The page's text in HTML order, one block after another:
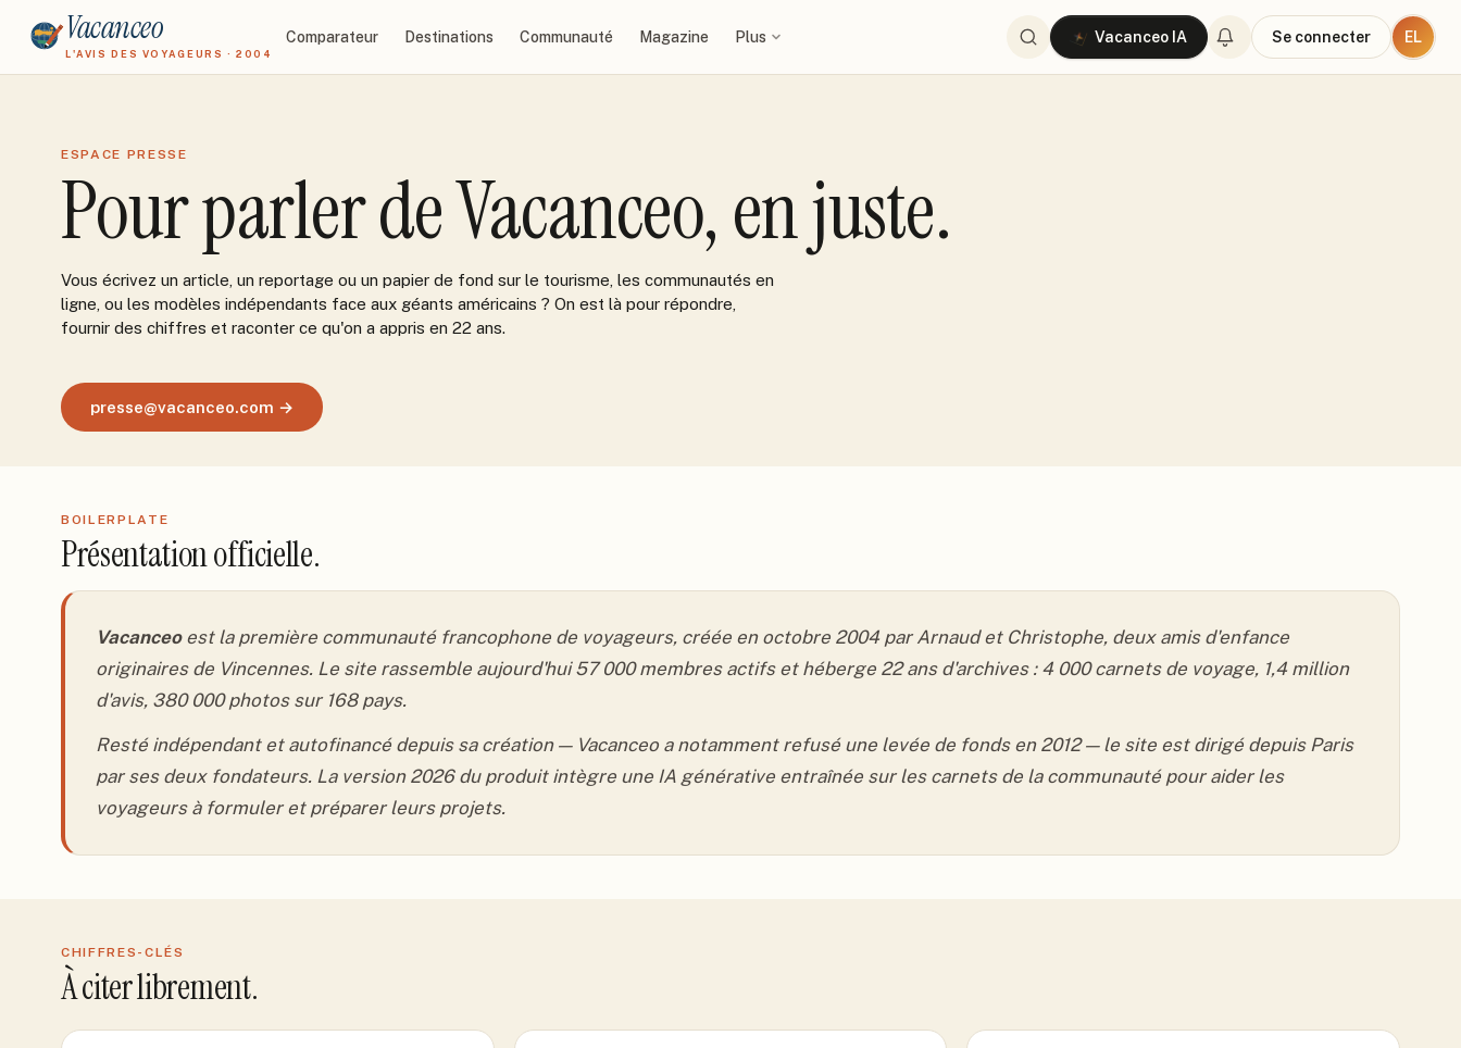
Vacanceo
L'AVIS DES VOYAGEURS · 2004
Comparateur Destinations Communauté Magazine Plus Vacanceo IA Se connecter EL
ESPACE PRESSE
Pour parler de Vacanceo, en juste.
Vous écrivez un article, un reportage ou un papier de fond sur le tourisme, les communautés en
ligne, ou les modèles indépendants face aux géants américains ? On est là pour répondre,
fournir des chiffres et raconter ce qu'on a appris en 22 ans.
presse@vacanceo.com →
BOILERPLATE
Présentation officielle.
Vacanceoest la première communauté francophone de voyageurs, créée en octobre 2004 par Arnaud et Christophe, deux amis d'enfance
originaires de Vincennes. Le site rassemble aujourd'hui 57 000 membres actifs et héberge 22 ans d'archives : 4 000 carnets de voyage, 1,4 million
d'avis, 380 000 photos sur 168 pays.
Resté indépendant et autofinancé depuis sa création — Vacanceo a notamment refusé une levée de fonds en 2012 — le site est dirigé depuis Paris
par ses deux fondateurs. La version 2026 du produit intègre une IA générative entraînée sur les carnets de la communauté pour aider les
voyageurs à formuler et préparer leurs projets.
CHIFFRES-CLÉS
À citer librement.